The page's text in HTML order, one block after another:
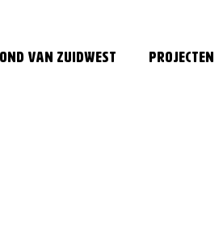
van Zuidwest Projecten